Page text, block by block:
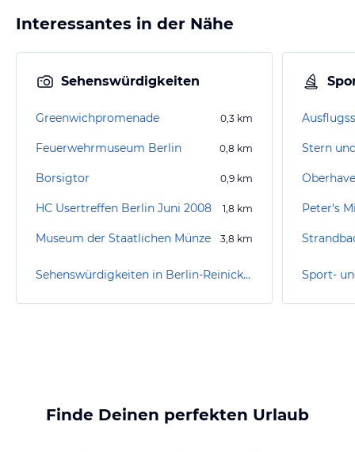
Interessantes in der Nähe
Sehenswürdigkeiten
Greenwichpromenade 0,3 km
Feuerwehrmuseum Berlin 0,8 km
Borsigtor 0,9 km
HC Usertreffen Berlin Juni 2008 1,8 km
Museum der Staatlichen Münze 3,8 km
Sehenswürdigkeiten in Berlin-Reinickendorf
Stern
Peter's
Finde Deinen perfekten Urlaub